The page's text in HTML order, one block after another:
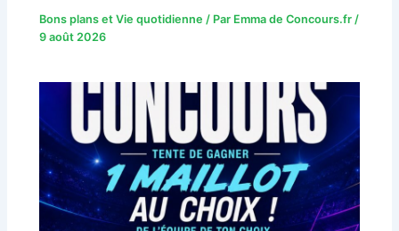
Bons plans et Vie quotidienne / Par Emma de Concours.fr/
9 août 2026